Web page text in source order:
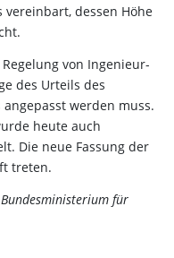
dessen Höhe
von Ingenieur-
des Urteils des
werden muss.
heute auch
Die neue Fassung der
treten.
für